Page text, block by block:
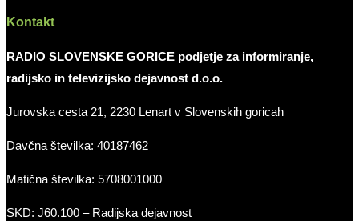
Kontakt
RADIO SLOVENSKE GORICE podjetje za informiranje,
radijsko in televizijsko dejavnost d.o.o.
Jurovska cesta 21, 2230 Lenart v Slovenskih goricah
Davčna številka: 40187462
Matična številka: 5708001000
SKD: J60.100 – Radijska dejavnost